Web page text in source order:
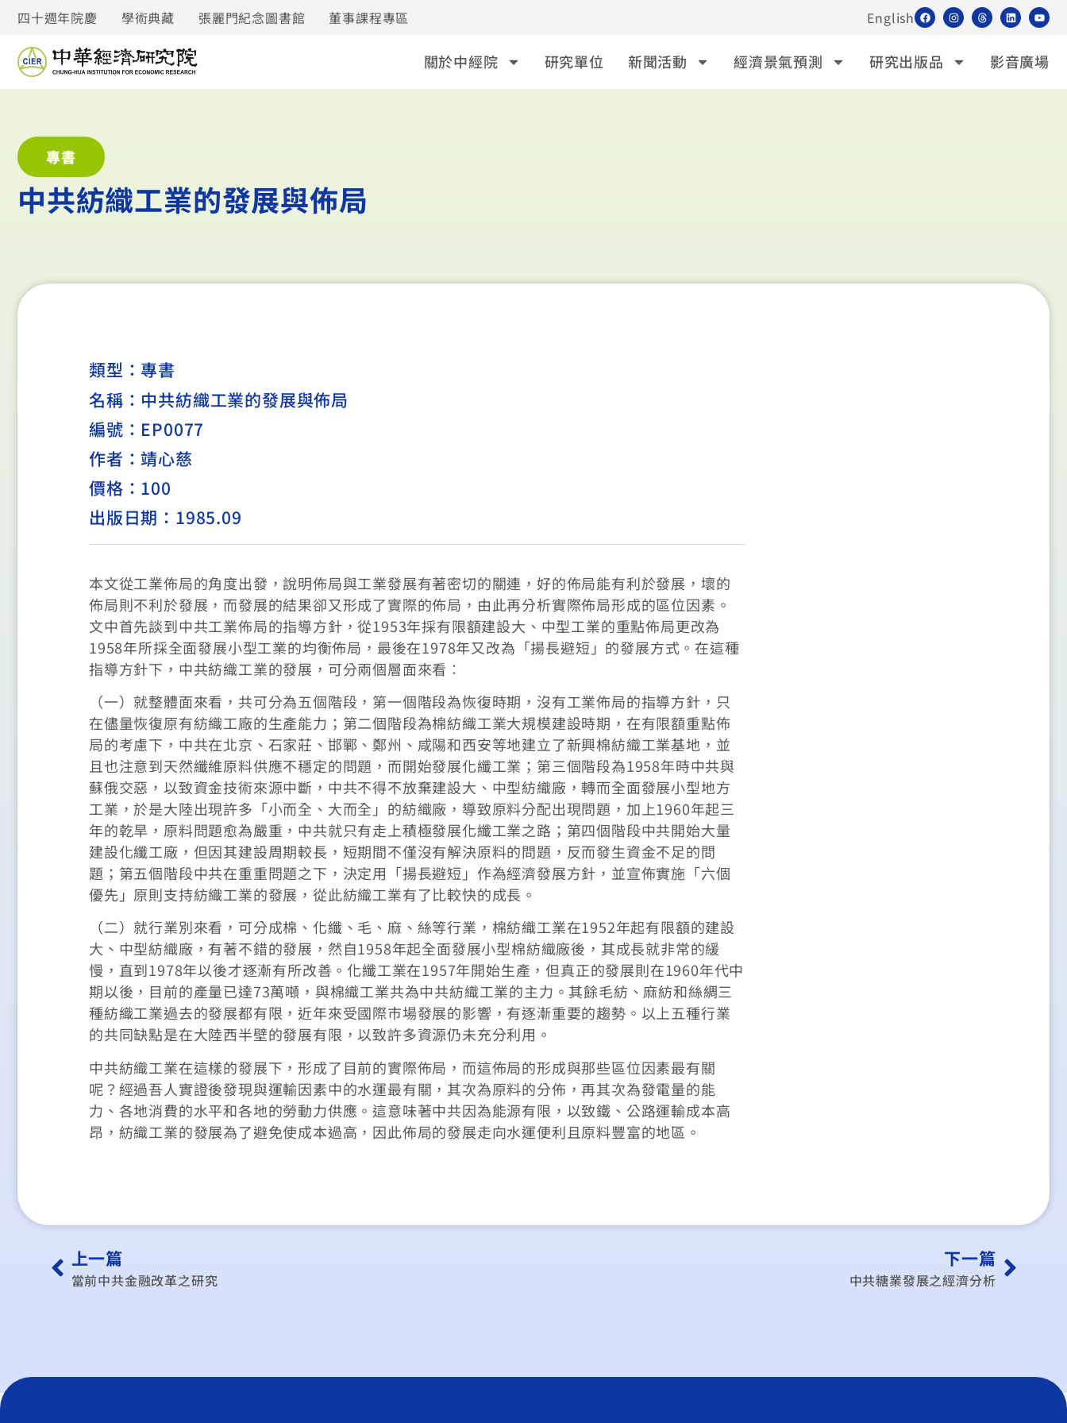
四十週年院慶 學術典藏 張麗門紀念圖書館 董事課程專區 English
關於中經院 研究單位 新聞活動 經濟景氣預測 研究出版品 影音廣場
專書
中共紡織工業的發展與佈局
類型： 專書
名稱：中共紡織工業的發展與佈局
編號：EP0077
作者：靖心慈
價格：100
出版日期：1985.09
本文從工業佈局的角度出發，說明佈局與工業發展有著密切的關連，好的佈局能有利於發展，壞的
佈局則不利於發展，而發展的結果卻又形成了實際的佈局，由此再分析實際佈局形成的區位因素。
文中首先談到中共工業佈局的指導方針，從1953年採有限額建設大、中型工業的重點佈局更改為
1958年所採全面發展小型工業的均衡佈局，最後在1978年又改為「揚長避短」的發展方式。在這種
指導方針下，中共紡織工業的發展，可分兩個層面來看︰
（一）就整體面來看，共可分為五個階段，第一個階段為恢復時期，沒有工業佈局的指導方針，只
在儘量恢復原有紡織工廠的生產能力；第二個階段為棉紡織工業大規模建設時期，在有限額重點佈
局的考慮下，中共在北京、石家莊、邯鄲、鄭州、咸陽和西安等地建立了新興棉紡織工業基地，並
且也注意到天然纖維原料供應不穩定的問題，而開始發展化纖工業；第三個階段為1958年時中共與
蘇俄交惡，以致資金技術來源中斷，中共不得不放棄建設大、中型紡織廠，轉而全面發展小型地方
工業，於是大陸出現許多「小而全、大而全」的紡織廠，導致原料分配出現問題，加上1960年起三
年的乾旱，原料問題愈為嚴重，中共就只有走上積極發展化纖工業之路；第四個階段中共開始大量
建設化纖工廠，但因其建設周期較長，短期間不僅沒有解決原料的問題，反而發生資金不足的問
題；第五個階段中共在重重問題之下，決定用「揚長避短」作為經濟發展方針，並宣佈實施「六個
優先」原則支持紡織工業的發展，從此紡織工業有了比較快的成長。
（二）就行業別來看，可分成棉、化纖、毛、麻、絲等行業，棉紡織工業在1952年起有限額的建設
大、中型紡織廠，有著不錯的發展，然自1958年起全面發展小型棉紡織廠後，其成長就非常的緩
慢，直到1978年以後才逐漸有所改善。化纖工業在1957年開始生產，但真正的發展則在1960年代中
期以後，目前的產量已達73萬噸，與棉織工業共為中共紡織工業的主力。其餘毛紡、麻紡和絲綢三
種紡織工業過去的發展都有限，近年來受國際巿場發展的影響，有逐漸重要的趨勢。以上五種行業
的共同缺點是在大陸西半壁的發展有限，以致許多資源仍未充分利用。
中共紡織工業在這樣的發展下，形成了目前的實際佈局，而這佈局的形成與那些區位因素最有關
呢？經過吾人實證後發現與運輸因素中的水運最有關，其次為原料的分佈，再其次為發電量的能
力、各地消費的水平和各地的勞動力供應。這意味著中共因為能源有限，以致鐵、公路運輸成本高
昂，紡織工業的發展為了避免使成本過高，因此佈局的發展走向水運便利且原料豐富的地區。
上一篇
當前中共金融改革之研究
下一篇
中共糖業發展之經濟分析